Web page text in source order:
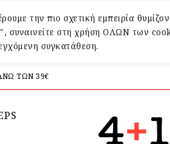
την πιο σχετική εμπειρία
συναινείτε στη χρήση ΟΛΩΝ των
συγκατάθεση.
ΤΩΝ 39€